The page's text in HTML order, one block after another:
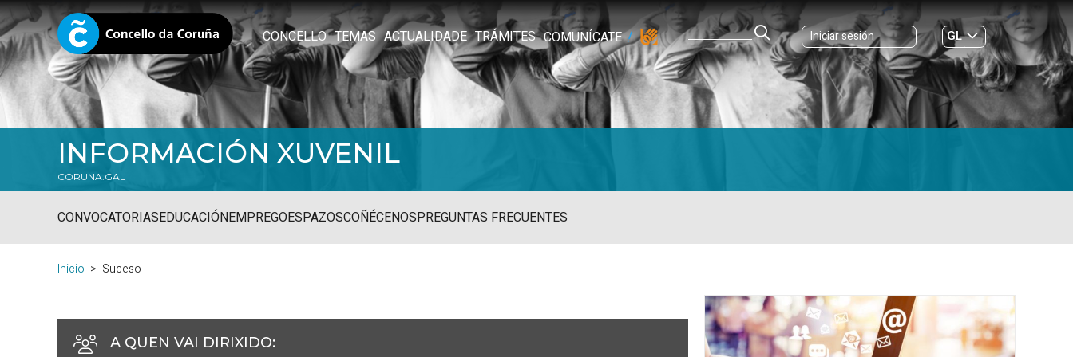
CONCELLO TEMAS ACTUALIDADE TRÁMITES COMUNÍCATE Iniciar sesión
GL
ES|
INFORMACIÓN XUVENIL
CORUNA.GAL
CONVOCATORIASEDUCACIÓNEMPREGOESPAZOSCOÑÉCENOSPREGUNTAS FRECUENTES
Inicio Suceso
A QUEN VAI DIRIXIDO: